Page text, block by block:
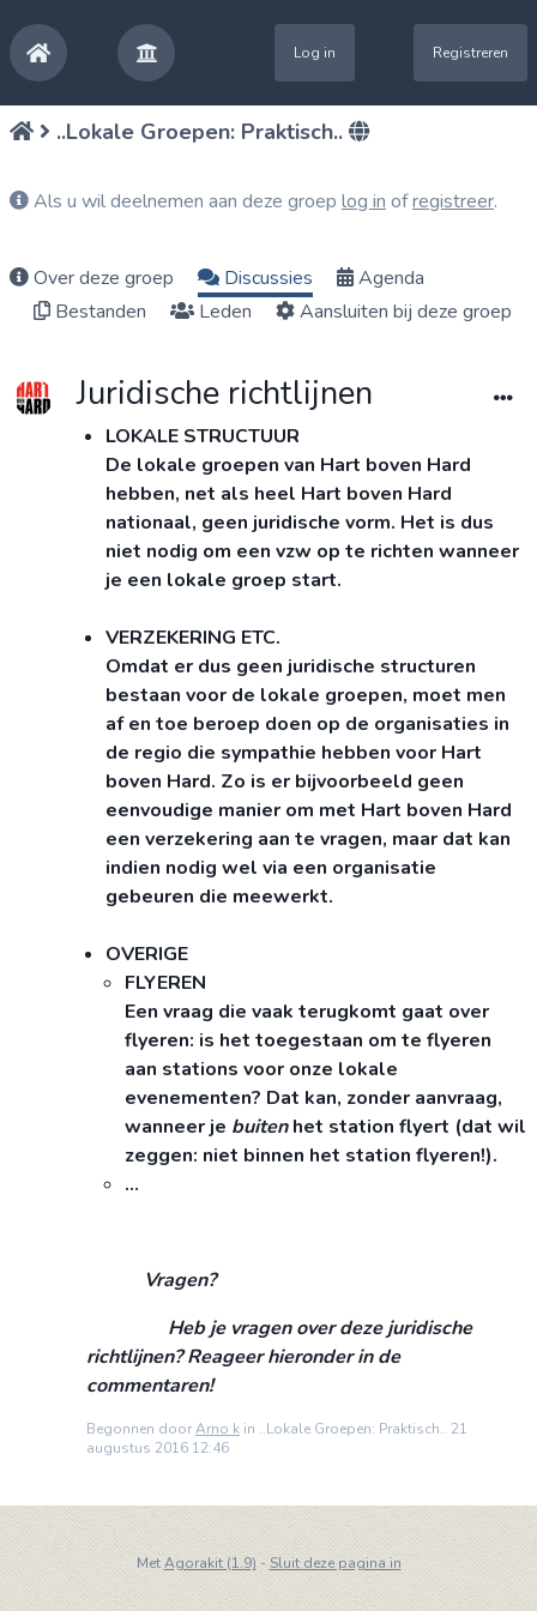
Log in Registreren
..Lokale Groepen: Praktisch..
Als u wil deelnemen aan deze groep log in ofregistreer.
Over deze groep Discussies
Agenda
Bestanden
Leden Aansluiten bij deze groep
Juridische richtlijnen
LOKALE STRUCTUUR
De lokale groepen van Hart boven Hard
hebben, net als heel Hart boven Hard
nationaal, geen juridische vorm. Het is dus
niet nodig om een vzw op te richten wanneer
je een lokale groep start.
VERZEKERING ETC.
Omdat er dus geen juridische structuren
bestaan voor de lokale groepen, moet men
af en toe beroep doen op de organisaties in
de regio die sympathie hebben voor Hart
boven Hard. Zo is er bijvoorbeeld geen
eenvoudige manier om met Hart boven Hard
een verzekering aan te vragen, maar dat kan
indien nodig wel via een organisatie
gebeuren die meewerkt.
OVERIGE
​FLYEREN
Een vraag die vaak terugkomt gaat over
flyeren: is het toegestaan om te flyeren
aan stations voor onze lokale
evenementen? Dat kan, zonder aanvraag,
wanneer je buitenhet station flyert (dat wil
zeggen: niet binnen het station flyeren!).
...
Vragen?
Heb je vragen over deze juridische
richtlijnen? Reageer hieronder in de
commentaren!
Begonnen doorArno k in ..Lokale Groepen: Praktisch.. 21
augustus 2016 12:46
MetAgorakit (1.9) - Sluit deze pagina in